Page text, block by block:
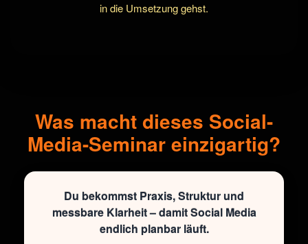
in die Umsetzung gehst.
Was macht dieses Social-
Media-Seminar einzigartig?
Du bekommst Praxis, Struktur und
messbare Klarheit – damit Social Media
endlich planbar läuft.